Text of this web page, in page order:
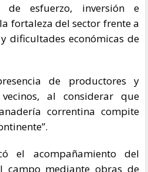
de esfuerzo, inversión e
fortaleza del sector frente a
dificultades económicas de
de productores y
al considerar que
correntina compite
el acompañamiento del
campo mediante obras de